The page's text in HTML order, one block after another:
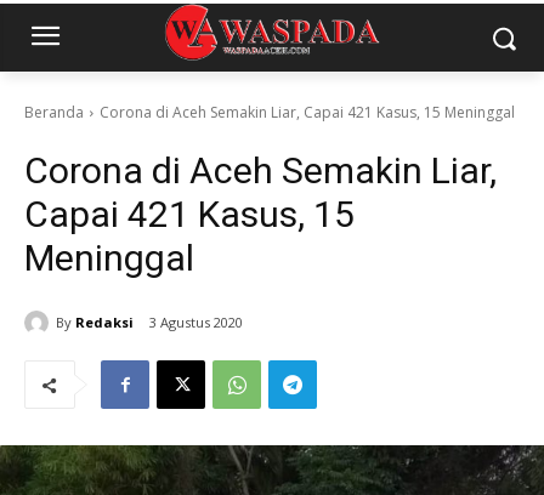
Beranda Corona di Aceh Semakin Liar, Capai 421 Kasus, 15 Meninggal
Corona di Aceh Semakin Liar,
Capai 421 Kasus, 15
Meninggal
By Redaksi 3 Agustus 2020